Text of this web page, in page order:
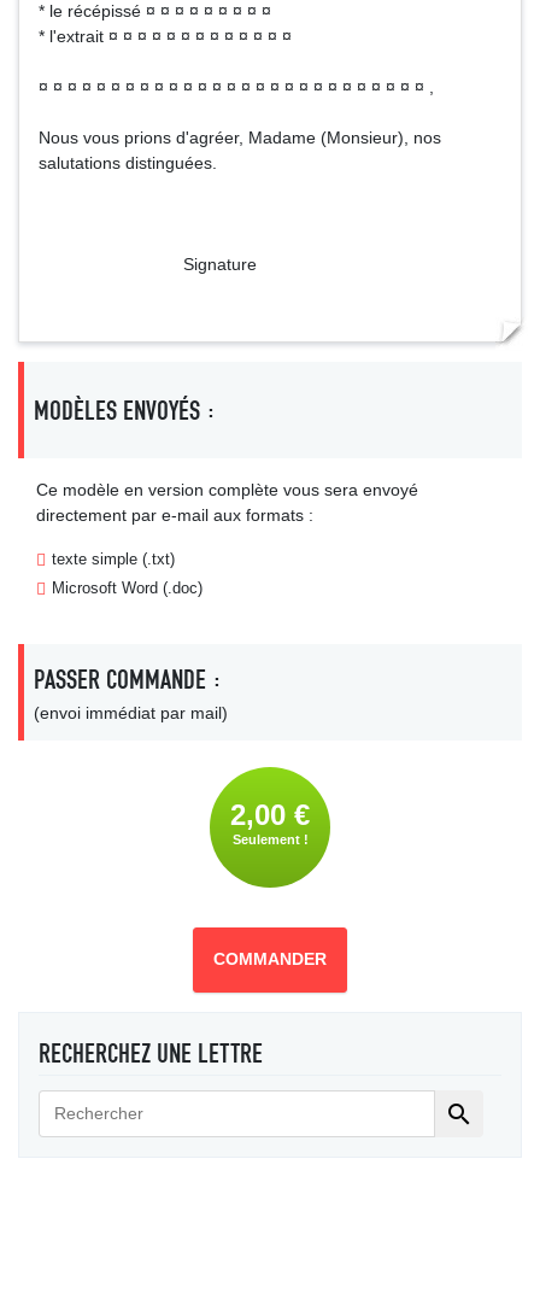
* le récépissé ¤ ¤ ¤ ¤ ¤ ¤ ¤ ¤ ¤
* l'extrait ¤ ¤ ¤ ¤ ¤ ¤ ¤ ¤ ¤ ¤ ¤ ¤ ¤
¤ ¤ ¤ ¤ ¤ ¤ ¤ ¤ ¤ ¤ ¤ ¤ ¤ ¤ ¤ ¤ ¤ ¤ ¤ ¤ ¤ ¤ ¤ ¤ ¤ ¤ ¤ ,
Nous vous prions d'agréer, Madame (Monsieur), nos
salutations distinguées.
Signature
MODÈLES ENVOYÉS :
Ce modèle en version complète vous sera envoyé
directement par e-mail aux formats :
texte simple (.txt)
Microsoft Word (.doc)
PASSER COMMANDE :
(envoi immédiat par mail)
2,00 €
Seulement !
COMMANDER
RECHERCHEZ UNE LETTRE
